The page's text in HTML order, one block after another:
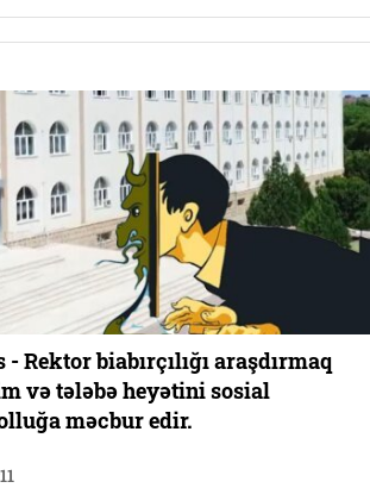
Rektor biabırçılığı araşdırmaq
və tələbə heyətini sosial
məcbur edir.